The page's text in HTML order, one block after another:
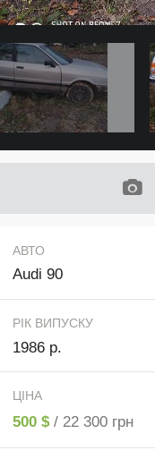
АВТО
Audi 90
РІК ВИПУСКУ
1986 р.
ЦІНА
500 $ / 22 300 грн